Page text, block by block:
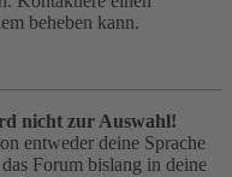
beheben kann.
nicht zur Auswahl!
entweder deine Sprache
Forum bislang in deine